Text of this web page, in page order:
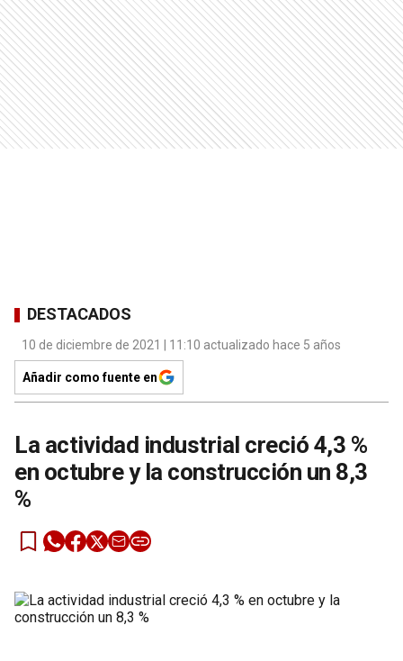
DESTACADOS
10 de diciembre de 2021 | 11:10 actualizado hace 5 años
Añadir como fuente en
La actividad industrial creció 4,3 %
en octubre y la construcción un 8,3
%